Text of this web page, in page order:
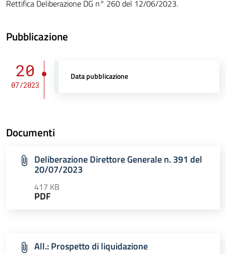
Rettifica Deliberazione DG n° 260 del 12/06/2023.
Pubblicazione
20
07/2023
Data pubblicazione
Documenti
Deliberazione Direttore Generale n. 391 del
20/07/2023
417 KB
PDF
All.: Prospetto di liquidazione